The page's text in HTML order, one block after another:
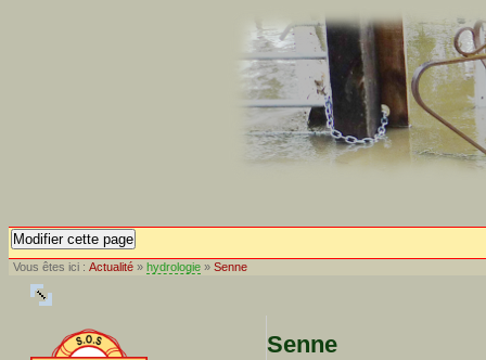
Modifier cette page
Vous êtes ici : Actualité » hydrologie » Senne
Senne